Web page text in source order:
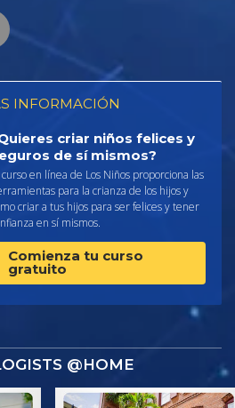
INFORMACIÓN
criar niños felices y
de sí mismos?
curso en línea de Los Niños proporciona las
para la crianza de los hijos y
criar a tus hijos para ser felices y tener
en sí mismos.
Comienza tu curso
gratuito
@HOME